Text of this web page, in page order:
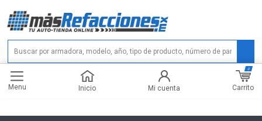
Menu Inicio Mi cuenta Carrito
0